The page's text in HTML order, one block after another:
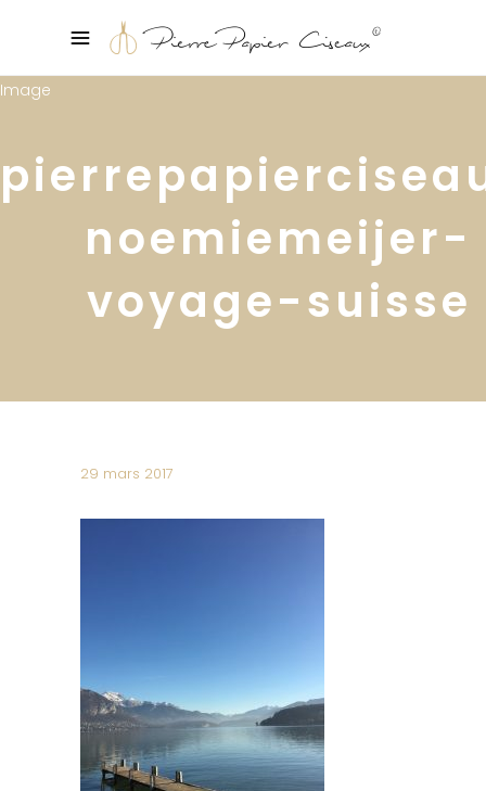
noemiemeijer-
voyage-suisse
29 mars 2017